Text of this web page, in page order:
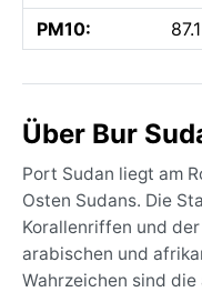
PM10:
Über Bur
Port Sudan liegt am
Osten Sudans. Die
Korallenriffen und
arabischen und
Wahrzeichen sind